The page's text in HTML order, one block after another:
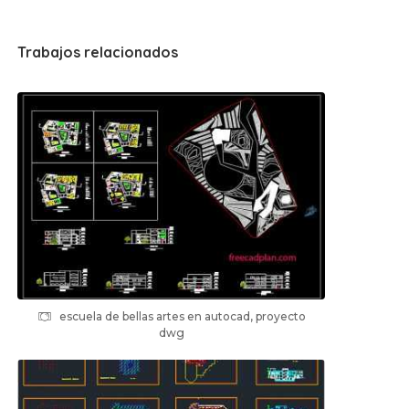
Trabajos relacionados
escuela de bellas artes en autocad, proyecto
dwg